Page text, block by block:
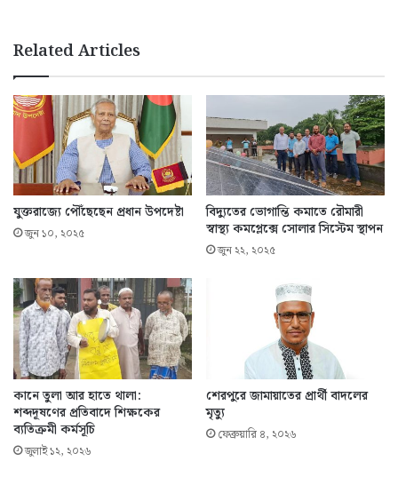
Related Articles
যুক্তরাজ্যে পৌঁছেছেন প্রধান উপদেষ্টা
জুন ১০, ২০২৫
বিদ্যুতের ভোগান্তি কমাতে রৌমারী
স্বাস্থ্য কমপ্লেক্সে সোলার সিস্টেম স্থাপন
জুন ২২, ২০২৫
কানে তুলা আর হাতে থালা:
শব্দদূষণের প্রতিবাদে শিক্ষকের
ব্যতিক্রমী কর্মসূচি
জুলাই ১২, ২০২৬
শেরপুরে জামায়াতের প্রার্থী বাদলের
মৃত্যু
ফেব্রুয়ারি ৪, ২০২৬